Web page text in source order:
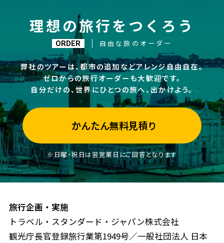
理想の旅行をつくろう
ORDER 自由な旅のオーダー
弊社のツアーは、都市の追加などアレンジ自由自在。
ゼロからの旅行オーダーも大歓迎です。
自分だけの、世界にひとつの旅へ、出かけよう。
かんたん無料見積り
※日曜・祝日は翌営業日にご回答となります
旅行企画・実施
トラベル・スタンダード・ジャパン株式会社
観光庁長官登録旅行業第1949号／一般社団法人 日本